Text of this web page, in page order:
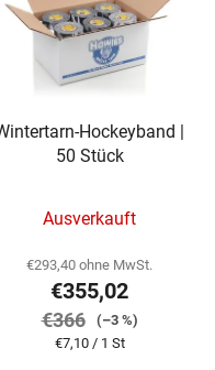
Hockeyband |
50 Stück
Ausverkauft
€293,40 ohne MwSt.
€355,02
€366
(–3 %)
Verkaufspreis:
€7,10 / 1 St